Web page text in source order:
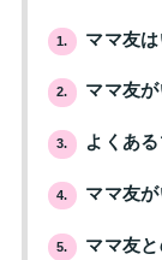
1. ママ友
2. ママ友
3. よくあ
4. ママ友
5.
ママ友